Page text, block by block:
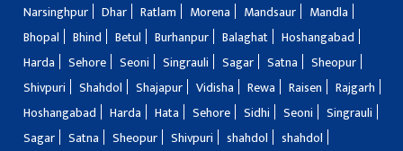
Narsinghpur
Dhar Ratlam Morena Mandsaur
Mandla
Bhopal
Bhind Betul Burhanpur Balaghat
Hoshangabad
Harda
Sehore Seoni Singrauli Sagar Satna
Sheopur
Shivpuri
Shahdol Shajapur Vidisha Rewa Raisen
Rajgarh
Hoshangabad
Harda Hata Sehore Sidhi Seoni
Singrauli
Sagar
Satna Sheopur Shivpuri shahdol
shahdol